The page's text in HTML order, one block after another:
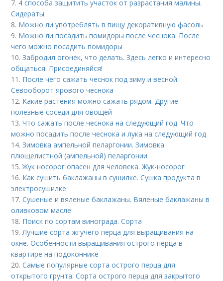
7. 4 способа защитить участок от разрастания малины.
Сидераты
8. Можно ли употреблять в пищу декоративную фасоль
9. Можно ли посадить помидоры после чеснока. После
чего можно посадить помидоры
10.Забродил огонек, что делать. Здесь легко и интересно
общаться. Присоединяйся!
11. После чего сажать чеснок под зиму и весной.
Севооборот ярового чеснока
12. Какие растения можно сажать рядом. Другие
полезные соседи для овощей
13.Что сажать после чеснока на следующий год. Что
можно посадить после чеснока и лука на следующий год
14.Зимовка ампельной пеларгонии. Зимовка
плющелистной (ампельной) пеларгонии
15.Жук носорог опасен для человека. Жук-носорог
16. Как сушить баклажаны в сушилке. Сушка продукта в
электросушилке
17.Сушеные и вяленые баклажаны. Вяленые баклажаны в
оливковом масле
18. Поиск по сортам винограда. Сорта
19.Лучшие сорта жгучего перца для выращивания на
окне. Особенности выращивания острого перца в
квартире на подоконнике
20.Самые популярные сорта острого перца для
открытого грунта. Сорта острого перца для закрытого